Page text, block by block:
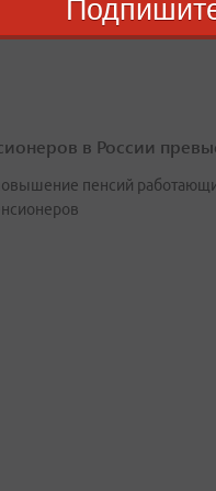
в России
пенсий